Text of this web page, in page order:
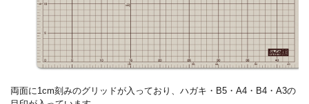
両面に 1cm刻みのグリッドが入っており、ハガキ・ B5 ・ A4 ・ B4 ・ A3の